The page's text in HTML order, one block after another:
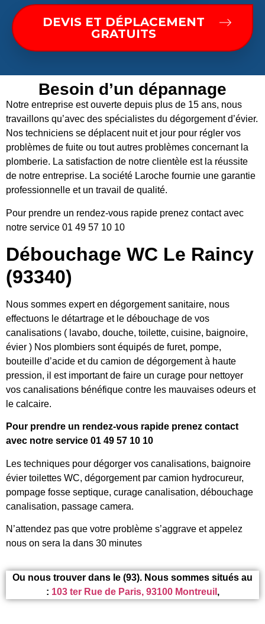
DEVIS ET DÉPLACEMENT
GRATUITS
Besoin d’un dépannage
Notre entreprise est ouverte depuis plus de 15 ans, nous
travaillons qu’avec des spécialistes du dégorgement d’évier.
Nos techniciens se déplacent nuit et jour pour régler vos
problèmes de fuite ou tout autres problèmes concernant la
plomberie. La satisfaction de notre clientèle est la réussite
de notre entreprise. La société Laroche fournie une garantie
professionnelle et un travail de qualité.
Pour prendre un rendez-vous rapide prenez contact avec
notre service 01 49 57 10 10
Débouchage WC Le Raincy
(93340)
Nous sommes expert en dégorgement sanitaire, nous
effectuons le détartrage et le débouchage de vos
canalisations ( lavabo, douche, toilette, cuisine, baignoire,
évier ) Nos plombiers sont équipés de furet, pompe,
bouteille d’acide et du camion de dégorgement à haute
pression, il est important de faire un curage pour nettoyer
vos canalisations bénéfique contre les mauvaises odeurs et
le calcaire.
Pour prendre un rendez-vous rapide prenez contact
avec notre service 01 49 57 10 10
Les techniques pour dégorger vos canalisations, baignoire
évier toilettes WC, dégorgement par camion hydrocureur,
pompage fosse septique, curage canalisation, débouchage
canalisation, passage camera.
N’attendez pas que votre problème s’aggrave et appelez
nous on sera la dans 30 minutes
Ou nous trouver dans le (93). Nous sommes situés au
: 103 ter Rue de Paris, 93100 Montreuil ,